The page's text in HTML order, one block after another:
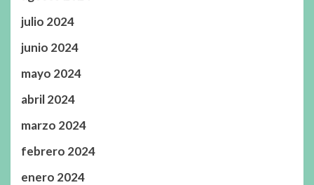
julio 2024
junio 2024
mayo 2024
abril 2024
marzo 2024
febrero 2024
enero 2024